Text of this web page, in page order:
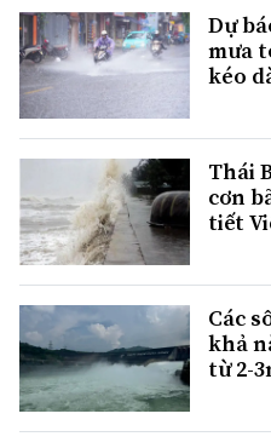
Dự
mưa
kéo
Thái
cơn
tiết
Các
khả
từ 2-